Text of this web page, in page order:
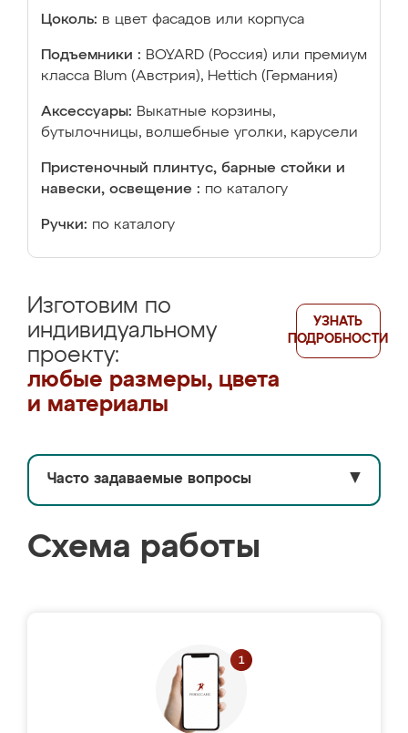
Цоколь: в цвет фасадов или корпуса
Подъемники : BOYARD (Россия) или премиум
класса Blum (Австрия), Hettich (Германия)
Аксессуары: Выкатные корзины,
бутылочницы, волшебные уголки, карусели
Пристеночный плинтус, барные стойки и
навески, освещение : по каталогу
Ручки: по каталогу
Изготовим по
индивидуальному
проекту:
любые размеры, цвета
и материалы
УЗНАТЬ
ПОДРОБНОСТИ
Часто задаваемые вопросы ▼
Схема работы